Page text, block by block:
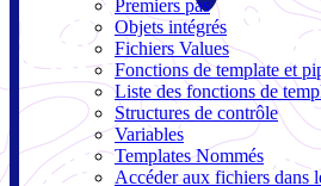
Premiers pas
Objets intégrés
Fichiers Values
Fonctions de template et
Liste des fonctions de
Structures de contrôle
Variables
Templates Nommés
Accéder aux fichiers dans